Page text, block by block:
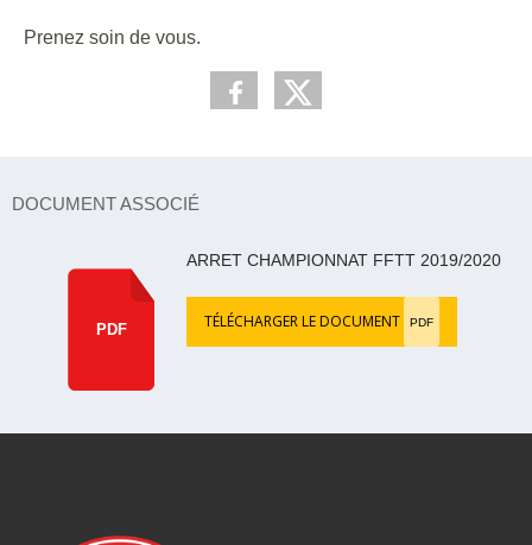
Prenez soin de vous.
DOCUMENT ASSOCIÉ
PDF
ARRET CHAMPIONNAT FFTT 2019/2020
TÉLÉCHARGER LE DOCUMENT PDF